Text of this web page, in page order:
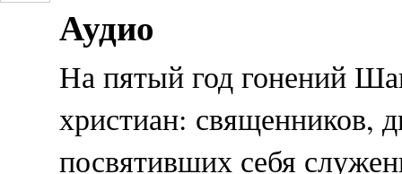
Аудио
На пятый год гонений
христиан: священников,
посвятивших себя